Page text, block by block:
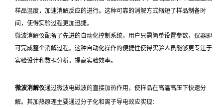
样品温度，加速消解反应的进行。这种可靠的消解方式缩短了样品制备时
间，使得实验过程更加迅捷。
微波消解仪配备了先进的自动化控制系统，用户只需简单设置参数，仪器即
可完成整个消解过程。这种自动化操作的便捷性使得实验人员能够更专注于
实验设计和数据分析，提高实验效率。
微波消解仪通过微波电磁波的直接加热作用，使样品在高温高压下快速分
解。其加热原理主要通过分子化和离子导电效应实现：